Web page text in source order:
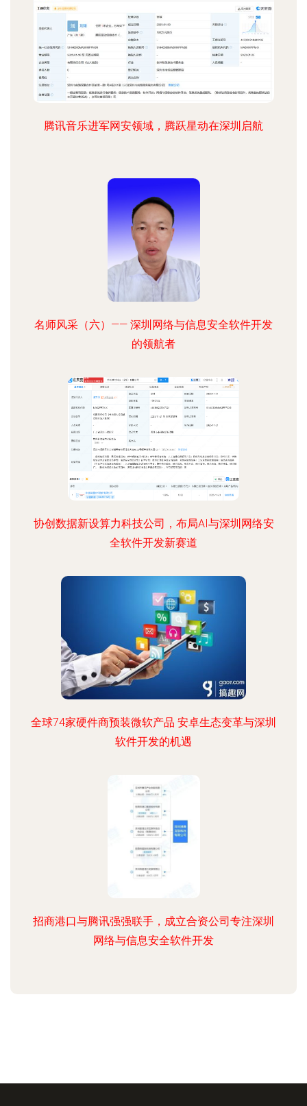
腾讯音乐进军网安领域，腾跃星动在深圳启航
名师风采（六）—— 深圳网络与信息安全软件开发
的领航者
协创数据新设算力科技公司，布局AI与深圳网络安
全软件开发新赛道
全球74家硬件商预装微软产品 安卓生态变革与深圳
软件开发的机遇
招商港口与腾讯强强联手，成立合资公司专注深圳
网络与信息安全软件开发